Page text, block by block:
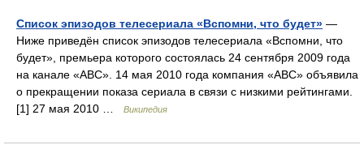
Список эпизодов телесериала «Вспомни, что будет» —
Ниже приведён список эпизодов телесериала «Вспомни, что
будет», премьера которого состоялась 24 сентября 2009 года
на канале «ABC». 14 мая 2010 года компания «ABC» объявила
о прекращении показа сериала в связи с низкими рейтингами.
[1] 27 мая 2010 …
Википедия